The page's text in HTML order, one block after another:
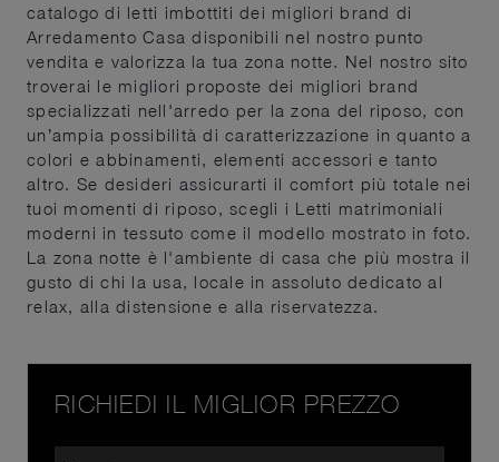
catalogo di letti imbottiti dei migliori brand di
Arredamento Casa disponibili nel nostro punto
vendita e valorizza la tua zona notte. Nel nostro sito
troverai le migliori proposte dei migliori brand
specializzati nell'arredo per la zona del riposo, con
un’ampia possibilità di caratterizzazione in quanto a
colori e abbinamenti, elementi accessori e tanto
altro. Se desideri assicurarti il comfort più totale nei
tuoi momenti di riposo, scegli i Letti matrimoniali
moderni in tessuto come il modello mostrato in foto.
La zona notte è l'ambiente di casa che più mostra il
gusto di chi la usa, locale in assoluto dedicato al
relax, alla distensione e alla riservatezza.
RICHIEDI IL MIGLIOR PREZZO